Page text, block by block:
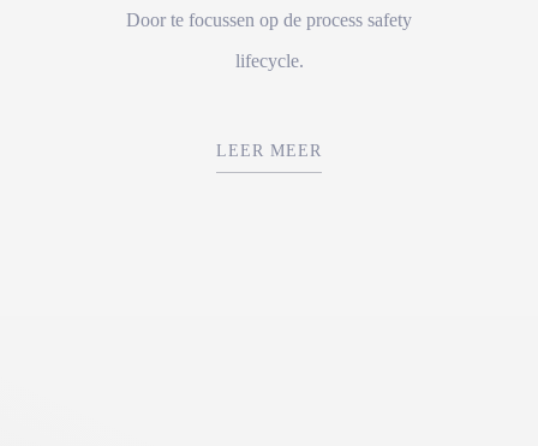
Door te focussen op de process safety
lifecycle.
LEER MEER